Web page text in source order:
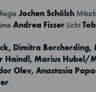
Jochen Schölch
Andrea Fisser Licht
Dimitra
Haindl, Marius Hubel/
Olev, Anastasia